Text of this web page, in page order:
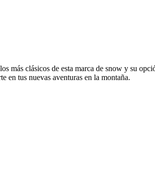
más clásicos de esta marca de snow y su
en tus nuevas aventuras en la montaña.